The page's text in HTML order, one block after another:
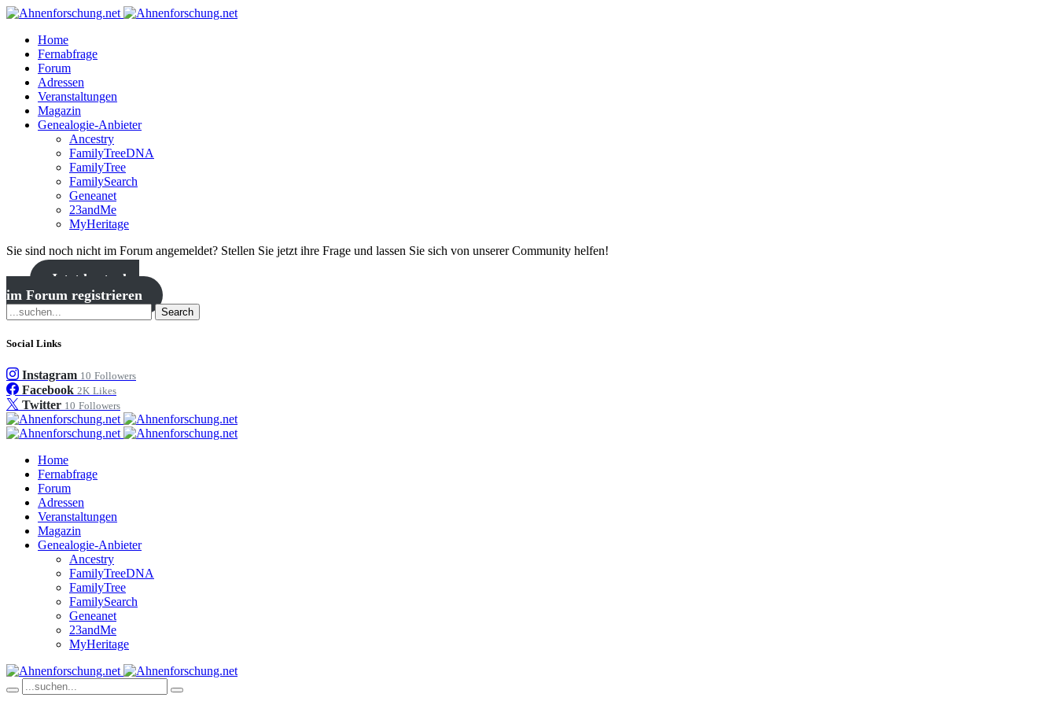
Home
Fernabfrage
Forum
Adressen
Veranstaltungen
Magazin
Genealogie-Anbieter
Ancestry
FamilyTreeDNA
FamilyTree
FamilySearch
Geneanet
23andMe
MyHeritage
Sie sind noch nicht im Forum angemeldet? Stellen Sie jetzt ihre Frage und lassen Sie sich von unserer Community helfen!
Jetzt kostenlos
im Forum registrieren
Search
Social Links
Instagram 10 Followers
Facebook 2K Likes
Twitter 10 Followers
Home
Fernabfrage
Forum
Adressen
Veranstaltungen
Magazin
Genealogie-Anbieter
Ancestry
FamilyTreeDNA
FamilyTree
FamilySearch
Geneanet
23andMe
MyHeritage